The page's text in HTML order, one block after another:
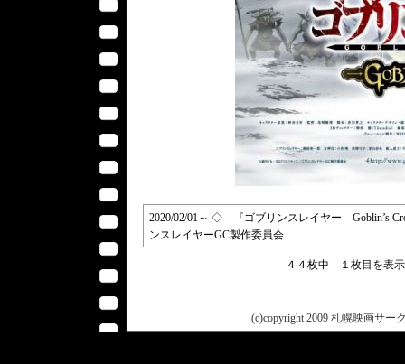
2020/02/01～ ◇ 『ゴブリンスレイヤー Goblin’s
ンスレイヤーGC製作委員会
４４枚中 １枚目を表
(c)copyright 2009 札幌映画サー